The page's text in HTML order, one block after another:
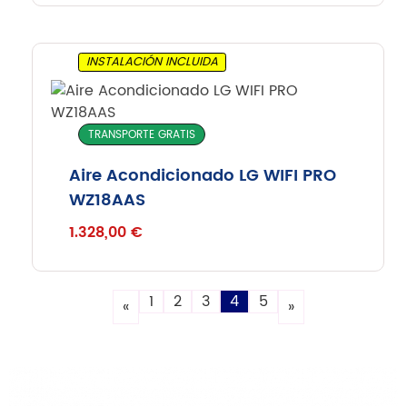
INSTALACIÓN INCLUIDA
TRANSPORTE GRATIS
Aire Acondicionado LG WIFI PRO
WZ18AAS
1.328,00€
« 1 2 3 4 5 »